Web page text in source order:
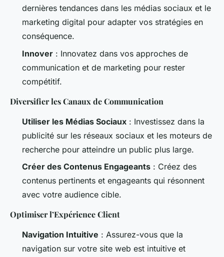
dernières tendances dans les médias sociaux et le
marketing digital pour adapter vos stratégies en
conséquence.
Innover : Innovatez dans vos approches de
communication et de marketing pour rester
compétitif.
Diversifier les Canaux de Communication
Utiliser les Médias Sociaux : Investissez dans la
publicité sur les réseaux sociaux et les moteurs de
recherche pour atteindre un public plus large.
Créer des Contenus Engageants : Créez des
contenus pertinents et engageants qui résonnent
avec votre audience cible.
Optimiser l’Expérience Client
Navigation Intuitive : Assurez-vous que la
navigation sur votre site web est intuitive et